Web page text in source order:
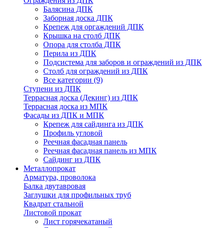
Балясина ДПК
Заборная доска ДПК
Крепеж для оргаждений ДПК
Крышка на столб ДПК
Опора для столба ДПК
Перила из ДПК
Подсистема для заборов и ограждений из ДПК
Столб для ограждений из ДПК
Все категории (9)
Ступени из ДПК
Террасная доска (Декинг) из ДПК
Террасная доска из МПК
Фасады из ДПК и МПК
Крепеж для сайдинга из ДПК
Профиль угловой
Реечная фасадная панель
Реечная фасадная панель из МПК
Сайдинг из ДПК
Металлопрокат
Арматура, проволока
Балка двутавровая
Заглушки для профильных труб
Квадрат стальной
Листовой прокат
Лист горячекатаный